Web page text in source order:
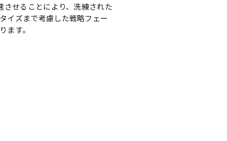
せることにより、洗練された
イズまで考慮した戦略フェー
ます。